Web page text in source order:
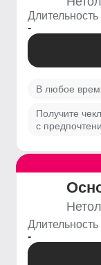
Длительность
-
В любое
Получите
с
Длительность
-